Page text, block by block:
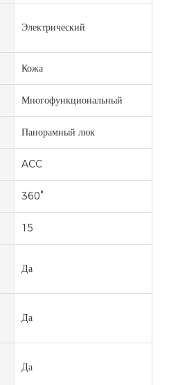
Электрический
Кожа
Многофункциональный
Панорамный люк
ACC
360°
15
Да
Да
Да